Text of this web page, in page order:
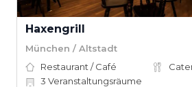
Haxengrill
München / Altstadt
Restaurant / Café
3 Veranstaltungsräume